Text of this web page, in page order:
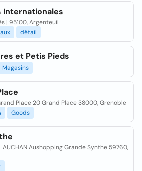
Internationales
| 95100, Argenteuil
détail
et Petis Pieds
Magasins
Place 20 Grand Place 38000, Grenoble
Goods
AUCHAN Aushopping Grande Synthe 59760,